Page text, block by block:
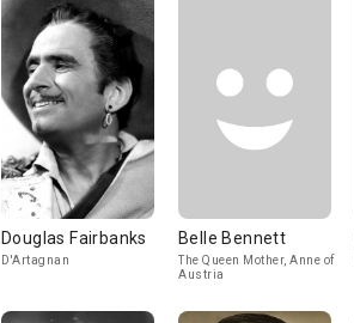
Douglas Fairbanks
D'Artagnan
Belle Bennett
The Queen Mother, Anne of
Austria